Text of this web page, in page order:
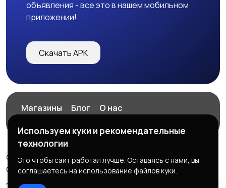
объявления - все это в нашем мобильном
приложении!
Скачать APK
Магазины Блог
О нас
© 2026 ExZz.ru - Маркетплейс Экспресс Заказ
ООО "ЭКЗЗ", ОГРН: 888333777444
Используем куки и рекомендательные
технологии
Это чтобы сайт работал лучше. Оставаясь с нами, вы
соглашаетесь на использование файлов куки.